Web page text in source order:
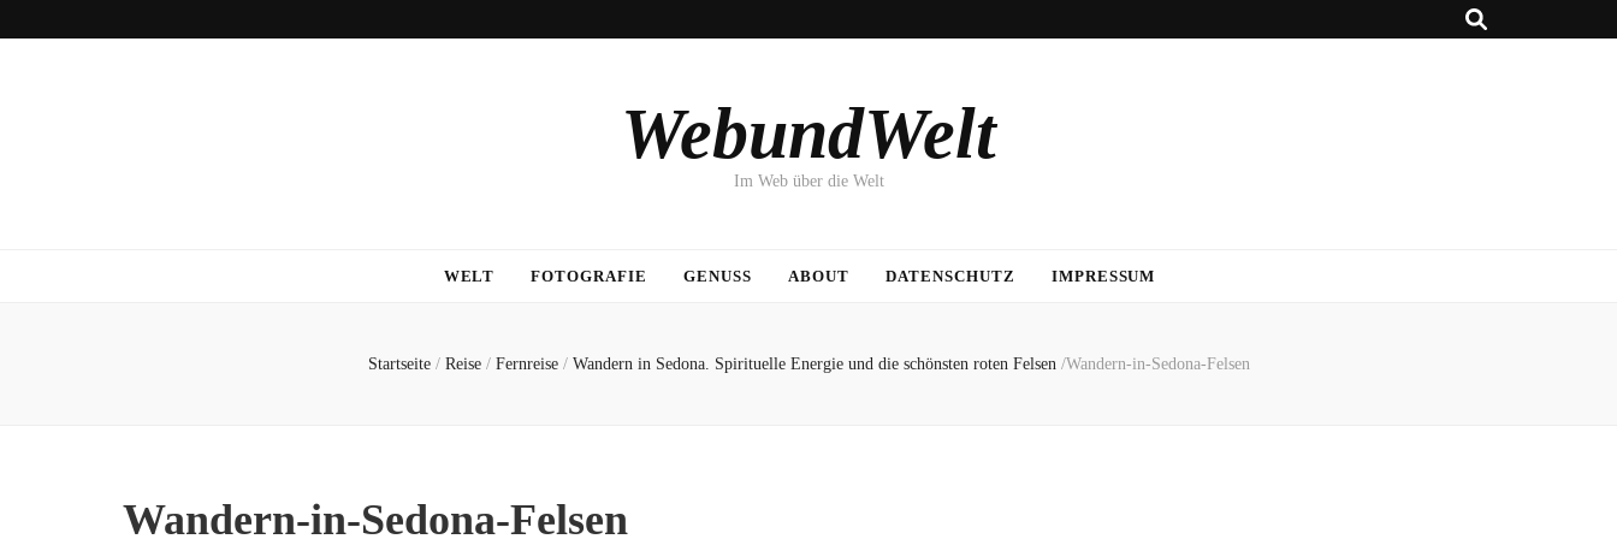
WebundWelt
Im Web über die Welt
WELT FOTOGRAFIE GENUSS ABOUT DATENSCHUTZ IMPRESSUM
Startseite / Reise / Fernreise / Wandern in Sedona. Spirituelle Energie und die schönsten roten Felsen /Wandern-in-Sedona-Felsen
Wandern-in-Sedona-Felsen